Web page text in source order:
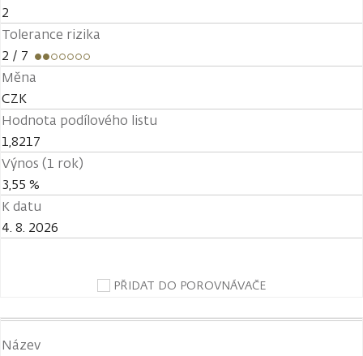
2
Tolerance rizika
2 / 7
Měna
CZK
Hodnota podílového listu
1,8217
Výnos (1 rok)
3,55 %
K datu
4. 8. 2026
PŘIDAT DO POROVNÁVAČE
Název